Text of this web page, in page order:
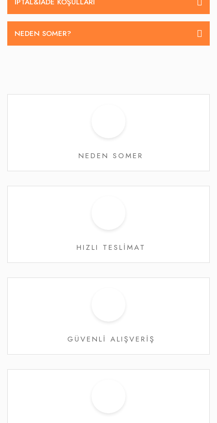
NEDEN SOMER?
NEDEN SOMER
HIZLI TESLİMAT
GÜVENLİ ALIŞVERİŞ